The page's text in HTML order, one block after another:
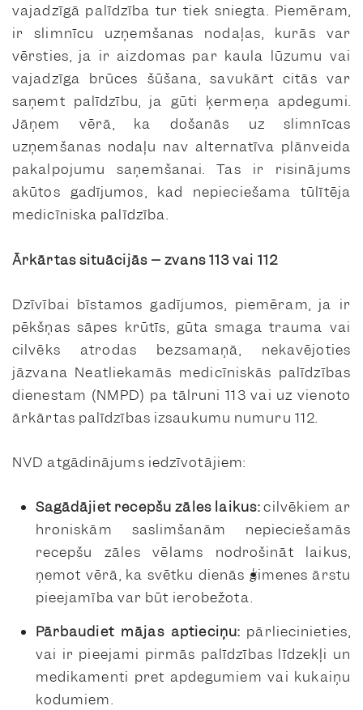
vajadzīgā palīdzība tur tiek sniegta. Piemēram,
ir slimnīcu uzņemšanas nodaļas, kurās var
vērsties, ja ir aizdomas par kaula lūzumu vai
vajadzīga brūces šūšana, savukārt citās var
saņemt palīdzību, ja gūti ķermeņa apdegumi.
Jāņem vērā, ka došanās uz slimnīcas
uzņemšanas nodaļu nav alternatīva plānveida
pakalpojumu saņemšanai. Tas ir risinājums
akūtos gadījumos, kad nepieciešama tūlītēja
medicīniska palīdzība.
Ārkārtas situācijās – zvans 113 vai 112
Dzīvībai bīstamos gadījumos, piemēram, ja ir
pēkšņas sāpes krūtīs, gūta smaga trauma vai
cilvēks atrodas bezsamaņā, nekavējoties
jāzvana Neatliekamās medicīniskās palīdzības
dienestam (NMPD) pa tālruni 113 vai uz vienoto
ārkārtas palīdzības izsaukumu numuru 112.
NVD atgādinājums iedzīvotājiem:
Sagādājiet recepšu zāles laikus:cilvēkiem ar
hroniskām saslimšanām nepieciešamās
recepšu zāles vēlams nodrošināt laikus,
ņemot vērā, ka svētku dienās ģimenes ārstu
pieejamība var būt ierobežota.
Pārbaudiet mājas aptieciņu: pārliecinieties,
vai ir pieejami pirmās palīdzības līdzekļi un
medikamenti pret apdegumiem vai kukaiņu
kodumiem.